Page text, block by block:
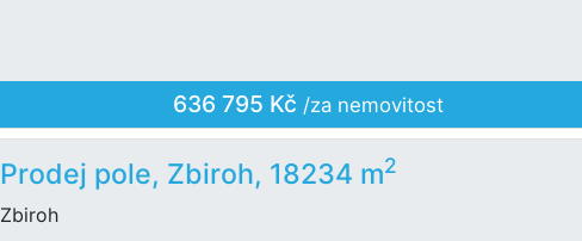
636 795 Kč /za nemovitost
Prodej pole, Zbiroh, 18234 m2
Zbiroh